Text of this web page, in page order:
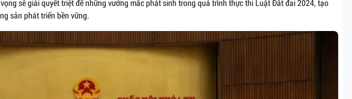
sẽ giải quyết triệt để những vướng mắc phát sinh trong quá trình thực thi Luật Đất đai 2024, tạo
sản phát triển bền vững.